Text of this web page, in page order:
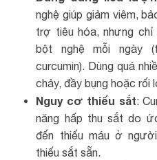
nghệ giúp giảm viêm,
trợ tiêu hóa, nhưng chỉ
bột nghệ mỗi ngày
curcumin). Dùng quá
chảy, đầy bụng hoặc rối
Nguy cơ thiếu sắt:
năng hấp thu sắt do
đến thiếu máu ở
thiếu sắt sẵn.